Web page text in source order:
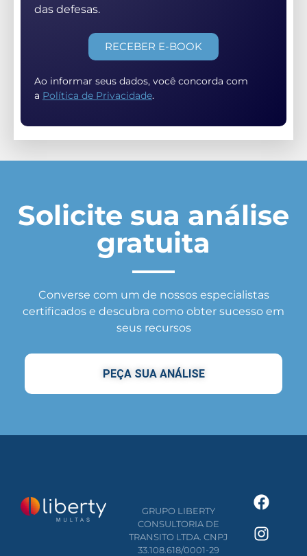
das defesas.
RECEBER E-BOOK
Ao informar seus dados, você concorda com
a Política de Privacidade.
Solicite sua análise
gratuita
Converse com um de nossos especialistas
certificados e descubra como obter sucesso em
seus recursos
PEÇA SUA ANÁLISE
GRUPO LIBERTY
CONSULTORIA DE
TRANSITO LTDA. CNPJ
33.108.618/0001-29